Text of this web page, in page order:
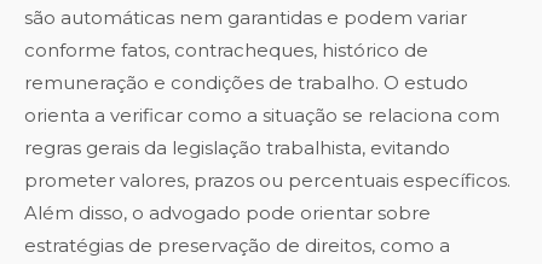
são automáticas nem garantidas e podem variar
conforme fatos, contracheques, histórico de
remuneração e condições de trabalho. O estudo
orienta a verificar como a situação se relaciona com
regras gerais da legislação trabalhista, evitando
prometer valores, prazos ou percentuais específicos.
Além disso, o advogado pode orientar sobre
estratégias de preservação de direitos, como a